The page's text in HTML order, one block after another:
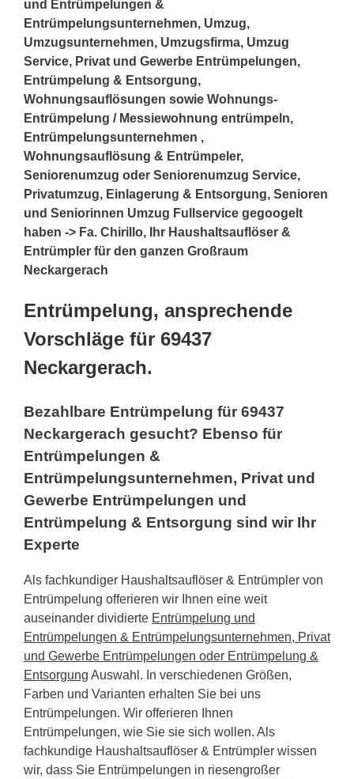
und Entrümpelungen &
Entrümpelungsunternehmen, Umzug,
Umzugsunternehmen, Umzugsfirma, Umzug
Service, Privat und Gewerbe Entrümpelungen,
Entrümpelung & Entsorgung,
Wohnungsauflösungen sowie Wohnungs-
Entrümpelung / Messiewohnung entrümpeln,
Entrümpelungsunternehmen ,
Wohnungsauflösung & Entrümpeler,
Seniorenumzug oder Seniorenumzug Service,
Privatumzug, Einlagerung & Entsorgung, Senioren
und Seniorinnen Umzug Fullservice gegoogelt
haben -> Fa. Chirillo, Ihr Haushaltsauflöser &
Entrümpler für den ganzen Großraum
Neckargerach
Entrümpelung, ansprechende
Vorschläge für 69437
Neckargerach.
Bezahlbare Entrümpelung für 69437
Neckargerach gesucht? Ebenso für
Entrümpelungen &
Entrümpelungsunternehmen, Privat und
Gewerbe Entrümpelungen und
Entrümpelung & Entsorgung sind wir Ihr
Experte
Als fachkundiger Haushaltsauflöser & Entrümpler von
Entrümpelung offerieren wir Ihnen eine weit
auseinander dividierte Entrümpelung und
Entrümpelungen & Entrümpelungsunternehmen, Privat
und Gewerbe Entrümpelungen oder Entrümpelung &
Entsorgung Auswahl. In verschiedenen Größen,
Farben und Varianten erhalten Sie bei uns
Entrümpelungen. Wir offerieren Ihnen
Entrümpelungen, wie Sie sie sich wollen. Als
fachkundige Haushaltsauflöser & Entrümpler wissen
wir, dass Sie Entrümpelungen in riesengroßer